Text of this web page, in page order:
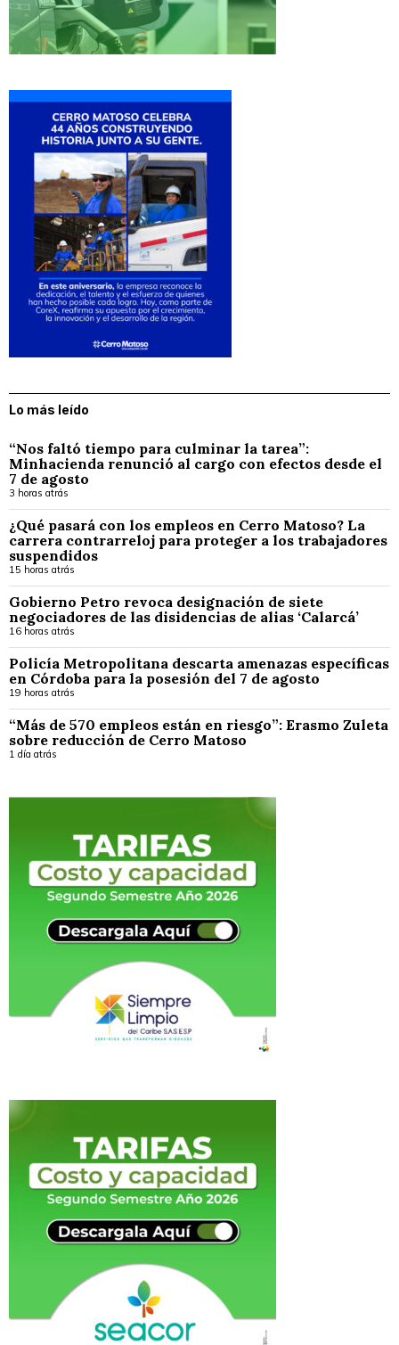
Lo más leído
“Nos faltó tiempo para culminar la tarea”:
Minhacienda renunció al cargo con efectos desde el
7 de agosto
3 horas atrás
¿Qué pasará con los empleos en Cerro Matoso? La
carrera contrarreloj para proteger a los trabajadores
suspendidos
15 horas atrás
Gobierno Petro revoca designación de siete
negociadores de las disidencias de alias ‘Calarcá’
16 horas atrás
Policía Metropolitana descarta amenazas específicas
en Córdoba para la posesión del 7 de agosto
19 horas atrás
“Más de 570 empleos están en riesgo”: Erasmo Zuleta
sobre reducción de Cerro Matoso
1 día atrás